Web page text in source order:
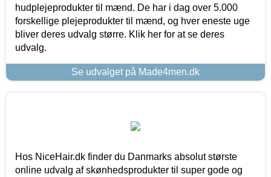
hudplejeprodukter til mænd. De har i dag over 5.000
forskellige plejeprodukter til mænd, og hver eneste uge
bliver deres udvalg større. Klik her for at se deres
udvalg.
Se udvalget på Made4men.dk
Hos NiceHair.dk finder du Danmarks absolut største
online udvalg af skønhedsprodukter til super gode og